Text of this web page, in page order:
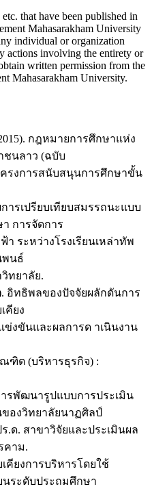
that have been published in
Mahasarakham University
individual or organization
actions involving the entirety or
written permission from the
Mahasarakham University.
กฎหมายการศึกษาแห่ง
ชนลาว (ฉบับ
ครงการสนับสนุนการศึกษาขั้น
ารเปรียบเทียบสมรรถนะแบบ
การจัดการ
ระหว่างโรงเรียนเหล่าทัพ
พนธ์
ทยาลัย.
อิทธิพลของปัจจัยผลักดันการ
คียง
งขันและผลการด าเนินงาน
ต (บริหารธุรกิจ) :
รพัฒนารูปแบบการประเมิน
องวิทยาลัยนาฏศิลป์
. สาขาวิจัยและประเมินผล
คาม.
คียงการบริหารโดยใช้
นระดับประถมศึกษา